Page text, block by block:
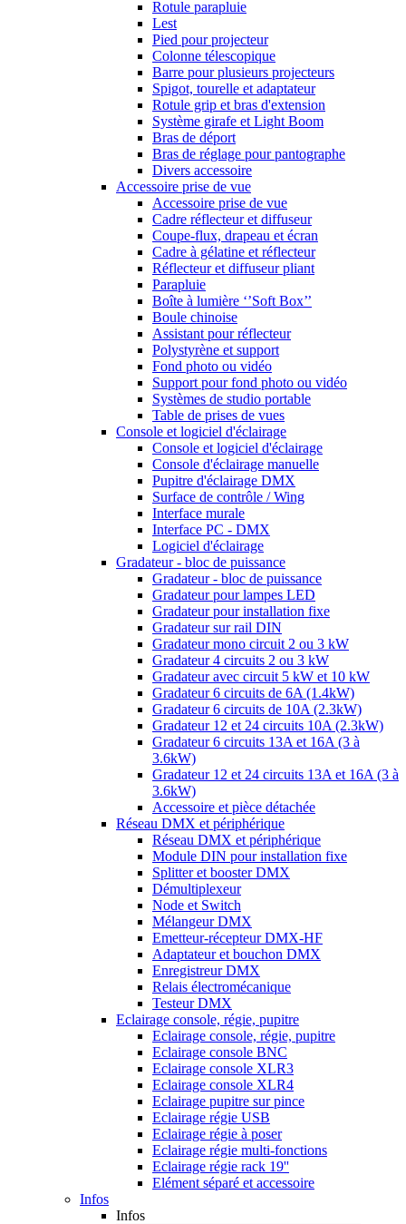
Rotule parapluie
Lest
Pied pour projecteur
Colonne télescopique
Barre pour plusieurs projecteurs
Spigot, tourelle et adaptateur
Rotule grip et bras d'extension
Système girafe et Light Boom
Bras de déport
Bras de réglage pour pantographe
Divers accessoire
Accessoire prise de vue
Accessoire prise de vue
Cadre réflecteur et diffuseur
Coupe-flux, drapeau et écran
Cadre à gélatine et réflecteur
Réflecteur et diffuseur pliant
Parapluie
Boîte à lumière ‘’Soft Box’’
Boule chinoise
Assistant pour réflecteur
Polystyrène et support
Fond photo ou vidéo
Support pour fond photo ou vidéo
Systèmes de studio portable
Table de prises de vues
Console et logiciel d'éclairage
Console et logiciel d'éclairage
Console d'éclairage manuelle
Pupitre d'éclairage DMX
Surface de contrôle / Wing
Interface murale
Interface PC - DMX
Logiciel d'éclairage
Gradateur - bloc de puissance
Gradateur - bloc de puissance
Gradateur pour lampes LED
Gradateur pour installation fixe
Gradateur sur rail DIN
Gradateur mono circuit 2 ou 3 kW
Gradateur 4 circuits 2 ou 3 kW
Gradateur avec circuit 5 kW et 10 kW
Gradateur 6 circuits de 6A (1.4kW)
Gradateur 6 circuits de 10A (2.3kW)
Gradateur 12 et 24 circuits 10A (2.3kW)
Gradateur 6 circuits 13A et 16A (3 à
3.6kW)
Gradateur 12 et 24 circuits 13A et 16A (3 à
3.6kW)
Accessoire et pièce détachée
Réseau DMX et périphérique
Réseau DMX et périphérique
Module DIN pour installation fixe
Splitter et booster DMX
Démultiplexeur
Node et Switch
Mélangeur DMX
Emetteur-récepteur DMX-HF
Adaptateur et bouchon DMX
Enregistreur DMX
Relais électromécanique
Testeur DMX
Eclairage console, régie, pupitre
Eclairage console, régie, pupitre
Eclairage console BNC
Eclairage console XLR3
Eclairage console XLR4
Eclairage pupitre sur pince
Eclairage régie USB
Eclairage régie à poser
Eclairage régie multi-fonctions
Eclairage régie rack 19''
Elément séparé et accessoire
Infos
Infos